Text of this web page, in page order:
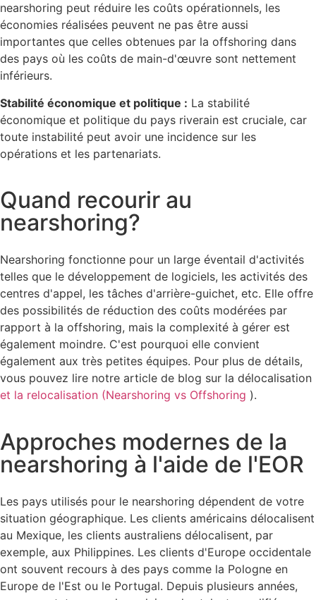
nearshoring peut réduire les coûts opérationnels, les
économies réalisées peuvent ne pas être aussi
importantes que celles obtenues par la offshoring dans
des pays où les coûts de main-d'œuvre sont nettement
inférieurs.
Stabilité économique et politique : La stabilité
économique et politique du pays riverain est cruciale, car
toute instabilité peut avoir une incidence sur les
opérations et les partenariats.
Quand recourir au
nearshoring?
Nearshoring fonctionne pour un large éventail d'activités
telles que le développement de logiciels, les activités des
centres d'appel, les tâches d'arrière-guichet, etc. Elle offre
des possibilités de réduction des coûts modérées par
rapport à la offshoring, mais la complexité à gérer est
également moindre. C'est pourquoi elle convient
également aux très petites équipes. Pour plus de détails,
vous pouvez lire notre article de blog sur la délocalisation
et la relocalisation (Nearshoring vs Offshoring ).
Approches modernes de la
nearshoring à l'aide de l'EOR
Les pays utilisés pour le nearshoring dépendent de votre
situation géographique. Les clients américains délocalisent
au Mexique, les clients australiens délocalisent, par
exemple, aux Philippines. Les clients d'Europe occidentale
ont souvent recours à des pays comme la Pologne en
Europe de l'Est ou le Portugal. Depuis plusieurs années,